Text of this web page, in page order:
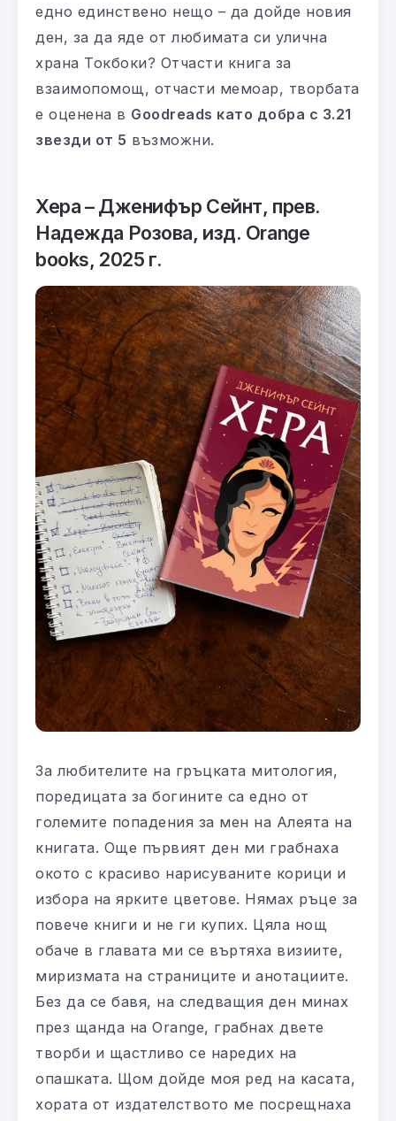
едно единствено нещо – да дойде новия
ден, за да яде от любимата си улична
храна Токбоки? Отчасти книга за
взаимопомощ, отчасти мемоар, творбата
е оценена в Goodreads като добра с 3.21
звезди от 5 възможни.
Хера – Дженифър Сейнт, прев.
Надежда Розова, изд. Orange
books, 2025 г.
За любителите на гръцката митология,
поредицата за богините са едно от
големите попадения за мен на Алеята на
книгата. Още първият ден ми грабнаха
окото с красиво нарисуваните корици и
избора на ярките цветове. Нямах ръце за
повече книги и не ги купих. Цяла нощ
обаче в главата ми се въртяха визиите,
миризмата на страниците и анотациите.
Без да се бавя, на следващия ден минах
през щанда на Orange, грабнах двете
творби и щастливо се наредих на
опашката. Щом дойде моя ред на касата,
хората от издателството ме посрещнаха